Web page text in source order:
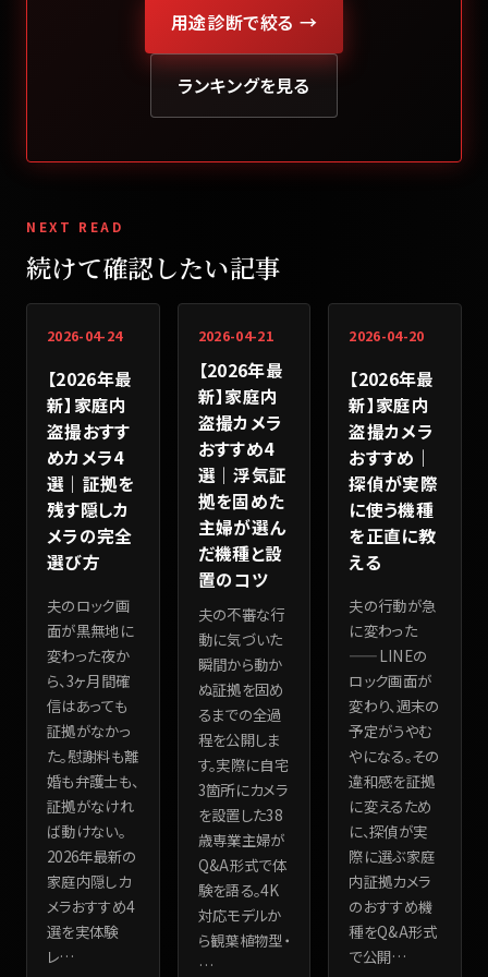
用途診断で絞る →
ランキングを見る
NEXT READ
続けて確認したい記事
2026-04-24
【2026年最
新】家庭内
盗撮おすす
めカメラ4
選｜証拠を
残す隠しカ
メラの完全
選び方
夫のロック画
面が黒無地に
変わった夜か
ら、3ヶ月間確
信はあっても
証拠がなかっ
た。慰謝料も離
婚も弁護士も、
証拠がなけれ
ば動けない。
2026年最新の
家庭内隠しカ
メラおすすめ4
選を実体験
レ…
2026-04-21
【2026年最
新】家庭内
盗撮カメラ
おすすめ4
選｜浮気証
拠を固めた
主婦が選ん
だ機種と設
置のコツ
夫の不審な行
動に気づいた
瞬間から動か
ぬ証拠を固め
るまでの全過
程を公開しま
す。実際に自宅
3箇所にカメラ
を設置した38
歳専業主婦が
Q&A形式で体
験を語る。4K
対応モデルか
ら観葉植物型・
…
2026-04-20
【2026年最
新】家庭内
盗撮カメラ
おすすめ｜
探偵が実際
に使う機種
を正直に教
える
夫の行動が急
に変わった
——LINEの
ロック画面が
変わり、週末の
予定がうやむ
やになる。その
違和感を証拠
に変えるため
に、探偵が実
際に選ぶ家庭
内証拠カメラ
のおすすめ機
種をQ&A形式
で公開…